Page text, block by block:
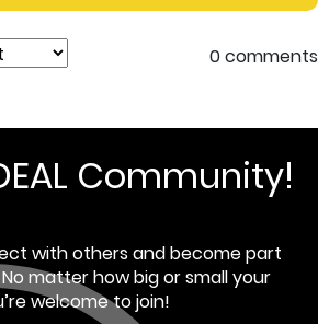
0 comments
Community!
with others and become part
matter how big or small your
welcome to join!